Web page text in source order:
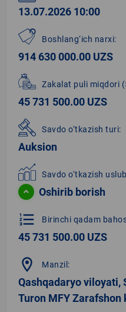
13.07.2026 10:00
Boshlang‘ich narxi:
914 630 000.00 UZS
Zakalat puli miqdori
45 731 500.00 UZS
Savdo o‘tkazish turi:
Auksion
Savdo o‘tkazish
Oshirib borish
format_list_numbered Birinchi qadam
45 731 500.00 UZS
location_on Manzil:
Qashqadaryo viloyati,
Turon MFY Zarafshon